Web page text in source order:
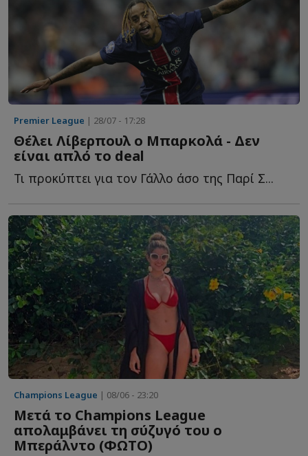
Premier League | 28/07 - 17:28
Θέλει Λίβερπουλ ο Μπαρκολά - Δεν
είναι απλό το deal
Τι προκύπτει για τον Γάλλο άσο της Παρί Σ...
Champions League | 08/06 - 23:20
Μετά το Champions League
απολαμβάνει τη σύζυγό του ο
Μπεράλντο (ΦΩΤΟ)